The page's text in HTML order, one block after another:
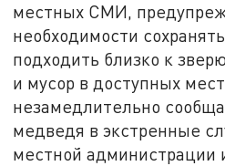
местных СМИ,
необходимости
подходить близко к
и мусор в доступных
незамедлительно
медведя в экстренные
местной администрации